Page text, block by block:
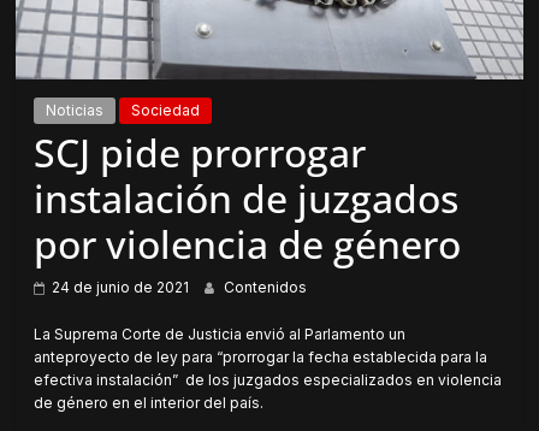
Noticias Sociedad
SCJ pide prorrogar
instalación de juzgados
por violencia de género
24 de junio de 2021 Contenidos
La Suprema Corte de Justicia envió al Parlamento un
anteproyecto de ley para “prorrogar la fecha establecida para la
efectiva instalación” de los juzgados especializados en violencia
de género en el interior del país.